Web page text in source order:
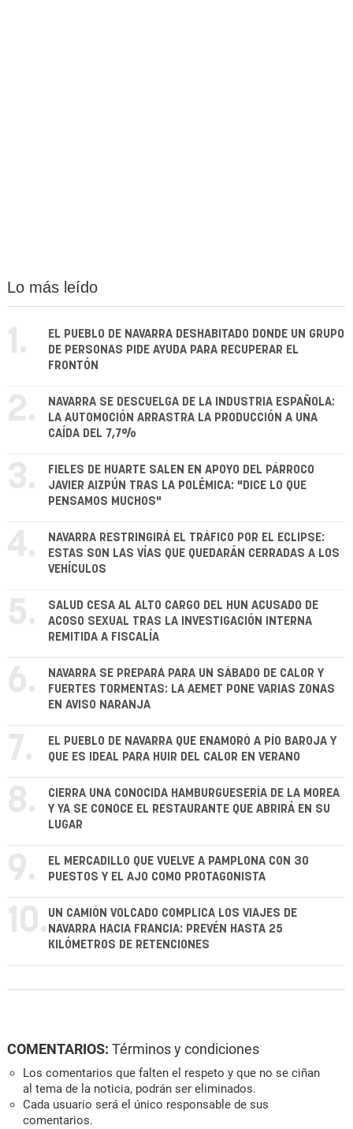
Lo más leído
1.
EL PUEBLO DE NAVARRA DESHABITADO DONDE UN GRUPO
DE PERSONAS PIDE AYUDA PARA RECUPERAR EL
FRONTÓN
2.
NAVARRA SE DESCUELGA DE LA INDUSTRIA ESPAÑOLA:
LA AUTOMOCIÓN ARRASTRA LA PRODUCCIÓN A UNA
CAÍDA DEL 7,7%
3.
FIELES DE HUARTE SALEN EN APOYO DEL PÁRROCO
JAVIER AIZPÚN TRAS LA POLÉMICA: "DICE LO QUE
PENSAMOS MUCHOS"
4.
NAVARRA RESTRINGIRÁ EL TRÁFICO POR EL ECLIPSE:
ESTAS SON LAS VÍAS QUE QUEDARÁN CERRADAS A LOS
VEHÍCULOS
5.
SALUD CESA AL ALTO CARGO DEL HUN ACUSADO DE
ACOSO SEXUAL TRAS LA INVESTIGACIÓN INTERNA
REMITIDA A FISCALÍA
6.
NAVARRA SE PREPARA PARA UN SÁBADO DE CALOR Y
FUERTES TORMENTAS: LA AEMET PONE VARIAS ZONAS
EN AVISO NARANJA
7.
EL PUEBLO DE NAVARRA QUE ENAMORÓ A PÍO BAROJA Y
QUE ES IDEAL PARA HUIR DEL CALOR EN VERANO
8.
CIERRA UNA CONOCIDA HAMBURGUESERÍA DE LA MOREA
Y YA SE CONOCE EL RESTAURANTE QUE ABRIRÁ EN SU
LUGAR
9.
EL MERCADILLO QUE VUELVE A PAMPLONA CON 30
PUESTOS Y EL AJO COMO PROTAGONISTA
10. UN CAMIÓN VOLCADO COMPLICA LOS VIAJES DE
NAVARRA HACIA FRANCIA: PREVÉN HASTA 25
KILÓMETROS DE RETENCIONES
COMENTARIOS: Términos y condiciones
Los comentarios que falten el respeto y que no se ciñan
al tema de la noticia, podrán ser eliminados.
Cada usuario será el único responsable de sus
comentarios.